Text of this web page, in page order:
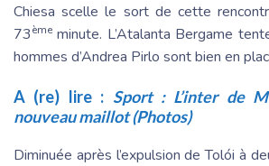
Chiesa scelle le sort de cette
73ème minute. L’Atalanta Bergame
hommes d’Andrea Pirlo sont bien en
A (re) lire : Sport : L’inter de
nouveau maillot (Photos)
Diminuée après l’expulsion de Tolói à